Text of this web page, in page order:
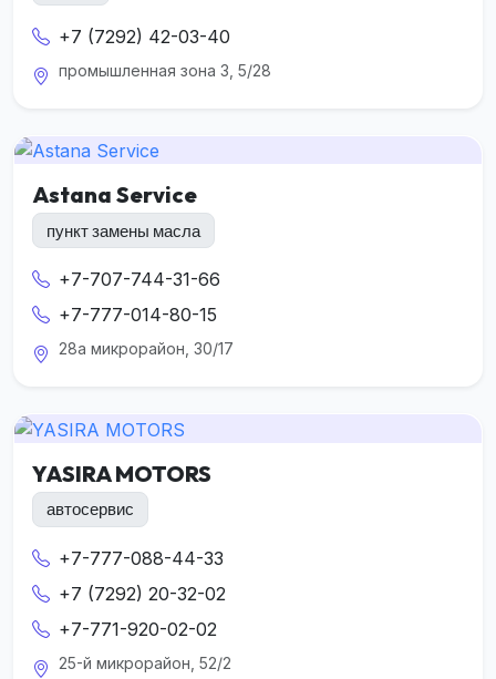
+7 (7292) 42-03-40
промышленная зона 3, 5/28
Astana Service
пункт замены масла
+7-707-744-31-66
+7-777-014-80-15
28а микрорайон, 30/17
YASIRA MOTORS
автосервис
+7-777-088-44-33
+7 (7292) 20-32-02
+7-771-920-02-02
25-й микрорайон, 52/2